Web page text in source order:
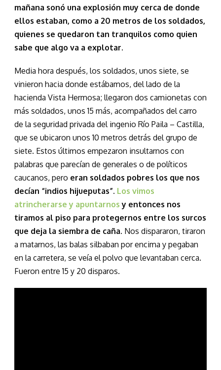
mañana sonó una explosión muy cerca de donde
ellos estaban, como a 20 metros de los soldados,
quienes se quedaron tan tranquilos como quien
sabe que algo va a explotar.
Media hora después, los soldados, unos siete, se
vinieron hacia donde estábamos, del lado de la
hacienda Vista Hermosa; llegaron dos camionetas con
más soldados, unos 15 más, acompañados del carro
de la seguridad privada del ingenio Río Paila – Castilla,
que se ubicaron unos 10 metros detrás del grupo de
siete. Estos últimos empezaron insultarnos con
palabras que parecían de generales o de políticos
caucanos, pero eran soldados pobres los que nos
decían “indios hijueputas”. Los vimos
atrincherarse y apuntarnos y entonces nos
tiramos al piso para protegernos entre los surcos
que deja la siembra de caña. Nos dispararon, tiraron
a matarnos, las balas silbaban por encima y pegaban
en la carretera, se veía el polvo que levantaban cerca.
Fueron entre 15 y 20 disparos.